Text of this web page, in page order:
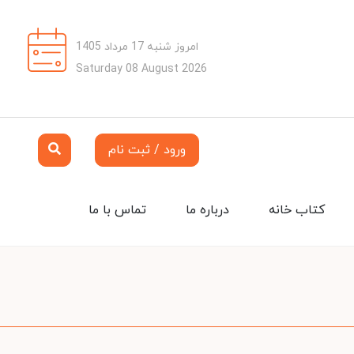
امروز شنبه 17 مرداد 1405
Saturday 08 August 2026
ورود / ثبت نام
تماس با ما درباره ما کتاب خانه